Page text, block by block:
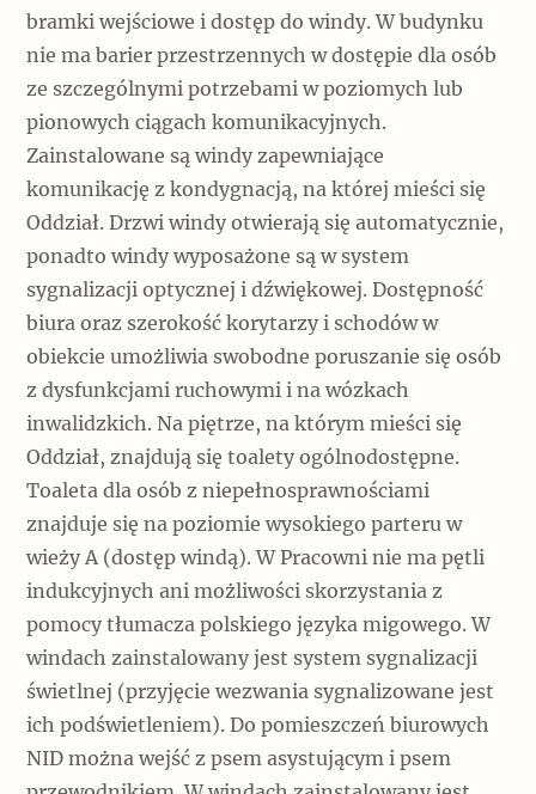
bramki wejściowe i dostęp do windy. W budynku
nie ma barier przestrzennych w dostępie dla osób
ze szczególnymi potrzebami w poziomych lub
pionowych ciągach komunikacyjnych.
Zainstalowane są windy zapewniające
komunikację z kondygnacją, na której mieści się
Oddział. Drzwi windy otwierają się automatycznie,
ponadto windy wyposażone są w system
sygnalizacji optycznej i dźwiękowej. Dostępność
biura oraz szerokość korytarzy i schodów w
obiekcie umożliwia swobodne poruszanie się osób
z dysfunkcjami ruchowymi i na wózkach
inwalidzkich. Na piętrze, na którym mieści się
Oddział, znajdują się toalety ogólnodostępne.
Toaleta dla osób z niepełnosprawnościami
znajduje się na poziomie wysokiego parteru w
wieży A (dostęp windą). W Pracowni nie ma pętli
indukcyjnych ani możliwości skorzystania z
pomocy tłumacza polskiego języka migowego. W
windach zainstalowany jest system sygnalizacji
świetlnej (przyjęcie wezwania sygnalizowane jest
ich podświetleniem). Do pomieszczeń biurowych
NID można wejść z psem asystującym i psem